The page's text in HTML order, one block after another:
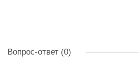
Вопрос-ответ (0)